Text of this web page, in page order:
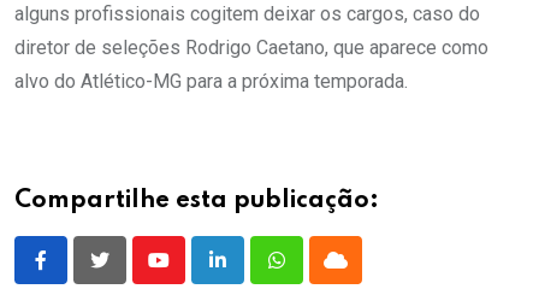
alguns profissionais cogitem deixar os cargos, caso do
diretor de seleções Rodrigo Caetano, que aparece como
alvo do Atlético-MG para a próxima temporada.
Compartilhe esta publicação:
YoutubeLinkedInWhatsappCloud